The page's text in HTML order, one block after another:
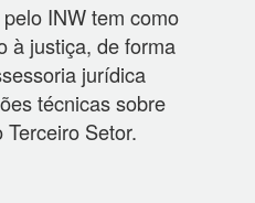
INW tem como
à justiça, de forma
jurídica
técnicas sobre
Setor.